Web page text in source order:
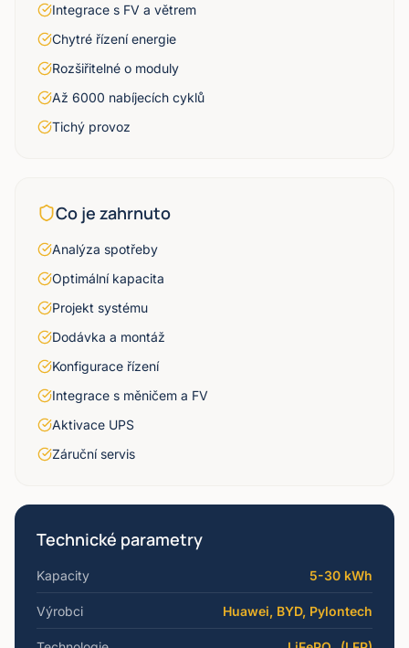
Integrace s FV a větrem
Chytré řízení energie
Rozšiřitelné o moduly
Až 6000 nabíjecích cyklů
Tichý provoz
Co je zahrnuto
Analýza spotřeby
Optimální kapacita
Projekt systému
Dodávka a montáž
Konfigurace řízení
Integrace s měničem a FV
Aktivace UPS
Záruční servis
Technické parametry
Kapacity 5-30 kWh
Výrobci Huawei, BYD, Pylontech